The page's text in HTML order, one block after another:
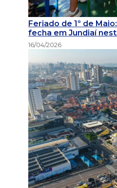
Feriado de 1º de
fecha em Jundiaí
16/04/2026